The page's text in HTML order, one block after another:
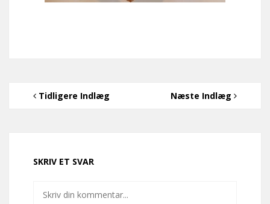
Tidligere Indlæg Næste Indlæg
SKRIV ET SVAR